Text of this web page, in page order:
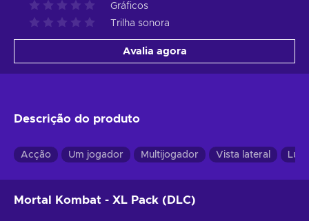
Gráficos
Trilha sonora
Avalia agora
Descrição do produto
Acção Um jogador Multijogador Vista lateral
Mortal Kombat - XL Pack (DLC)